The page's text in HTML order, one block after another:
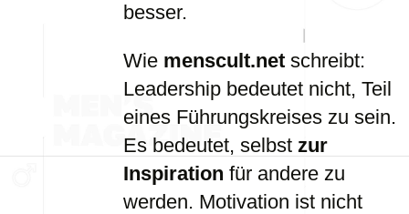
besser.
Wie menscult.net schreibt:
Leadership bedeutet nicht, Teil
eines Führungskreises zu sein.
Es bedeutet, selbst zur
Inspiration für andere zu
werden. Motivation ist nicht